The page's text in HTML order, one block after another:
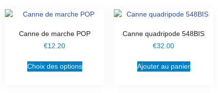
Canne de marche POP
€12.20
Choix des options
Canne quadripode 548BIS
€32.00
Ajouter au panier